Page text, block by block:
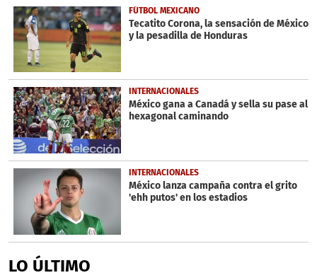
1
minute,
22
seconds
FÚTBOL MEXICANO
Tecatito Corona, la sensación de México
y la pesadilla de Honduras
INTERNACIONALES
México gana a Canadá y sella su pase al
hexagonal caminando
INTERNACIONALES
México lanza campaña contra el grito
'ehh putos' en los estadios
LO ÚLTIMO